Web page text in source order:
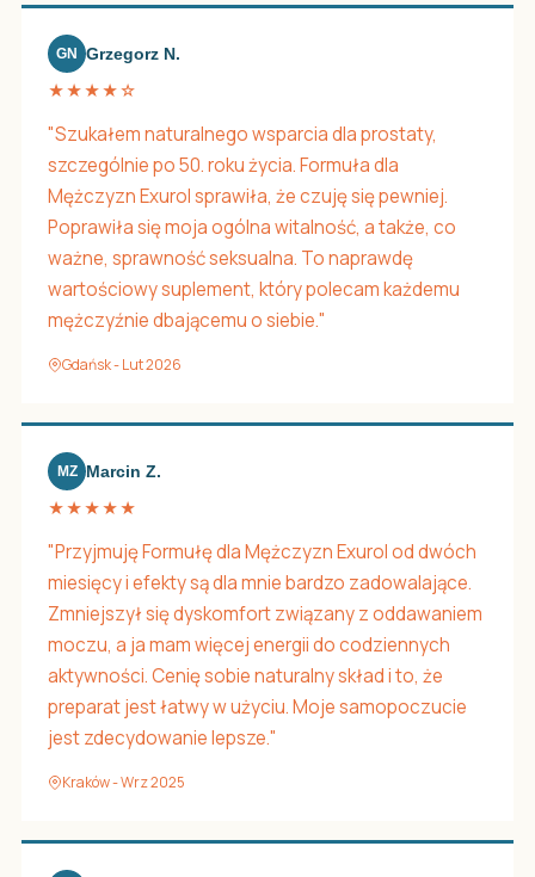
GN Grzegorz N.
★★★★☆
"Szukałem naturalnego wsparcia dla prostaty,
szczególnie po 50. roku życia. Formuła dla
Mężczyzn Exurol sprawiła, że czuję się pewniej.
Poprawiła się moja ogólna witalność, a także, co
ważne, sprawność seksualna. To naprawdę
wartościowy suplement, który polecam każdemu
mężczyźnie dbającemu o siebie."
Gdańsk - Lut 2026
MZ Marcin Z.
★★★★★
"Przyjmuję Formułę dla Mężczyzn Exurol od dwóch
miesięcy i efekty są dla mnie bardzo zadowalające.
Zmniejszył się dyskomfort związany z oddawaniem
moczu, a ja mam więcej energii do codziennych
aktywności. Cenię sobie naturalny skład i to, że
preparat jest łatwy w użyciu. Moje samopoczucie
jest zdecydowanie lepsze."
Kraków - Wrz 2025